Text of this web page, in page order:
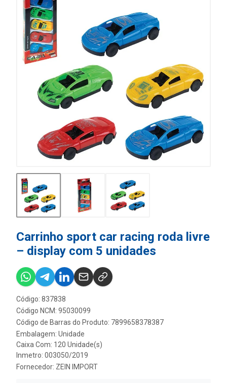
Carrinho sport car racing roda livre
– display com 5 unidades
Código: 837838
Código NCM: 95030099
Código de Barras do Produto: 7899658378387
Embalagem: Unidade
Caixa Com: 120 Unidade(s)
Inmetro: 003050/2019
Fornecedor: ZEIN IMPORT